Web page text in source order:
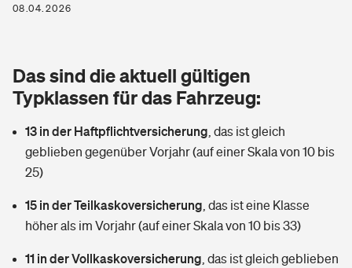
Zur Übersicht
Tools
Wer versichert was: Jetzt Versicherer finden
Sie haben Fragen?
Glasversicherung
Mietkautionsversicherung
Restkreditversicherung
Kinderunfall­ver­si­che­rung
Kinderinvalidität
Hundehalter-Haftpflicht
Private Krankenversicherung
Dread-Disease-Versicherung
Tierkrankenversicherung
Zur Übersicht
Tools
08.04.2026
Das sind die aktuell gültigen
Typklassen für das Fahrzeug:
13 in der Haftpflichtversicherung das ist gleich
geblieben gegenüber Vorjahr (auf einer Skala von 10 bis
25)
15 in der Teilkaskoversicherung das ist eine Klasse
höher als im Vorjahr (auf einer Skala von 10 bis 33)
11 in der Vollkaskoversicherung das ist gleich geblieben